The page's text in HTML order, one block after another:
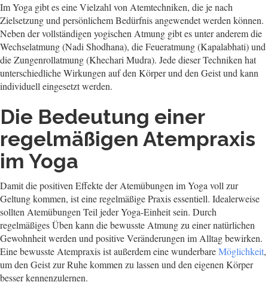
Im Yoga gibt es eine Vielzahl von Atemtechniken, die je nach
Zielsetzung und persönlichem Bedürfnis angewendet werden können.
Neben der vollständigen yogischen Atmung gibt es unter anderem die
Wechselatmung (Nadi Shodhana), die Feueratmung (Kapalabhati) und
die Zungenrollatmung (Khechari Mudra). Jede dieser Techniken hat
unterschiedliche Wirkungen auf den Körper und den Geist und kann
individuell eingesetzt werden.
Die Bedeutung einer
regelmäßigen Atempraxis
im Yoga
Damit die positiven Effekte der Atemübungen im Yoga voll zur
Geltung kommen, ist eine regelmäßige Praxis essentiell. Idealerweise
sollten Atemübungen Teil jeder Yoga-Einheit sein. Durch
regelmäßiges Üben kann die bewusste Atmung zu einer natürlichen
Gewohnheit werden und positive Veränderungen im Alltag bewirken.
Eine bewusste Atempraxis ist außerdem eine wunderbareMöglichkeit,
um den Geist zur Ruhe kommen zu lassen und den eigenen Körper
besser kennenzulernen.